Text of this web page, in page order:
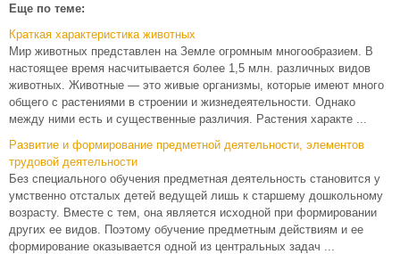
Еще по теме:
Краткая характеристика животных
Мир животных представлен на Земле огромным многообразием. В
настоящее время насчитывается более 1,5 млн. различных видов
животных. Животные — это живые организмы, которые имеют много
общего с растениями в строении и жизнедеятельности. Однако
между ними есть и существенные различия. Растения характе ...
Развитие и формирование предметной деятельности, элементов
трудовой деятельности
Без специального обучения предметная деятельность становится у
умственно отсталых детей ведущей лишь к старшему дошкольному
возрасту. Вместе с тем, она является исходной при формировании
других ее видов. Поэтому обучение предметным действиям и ее
формирование оказывается одной из центральных задач ...